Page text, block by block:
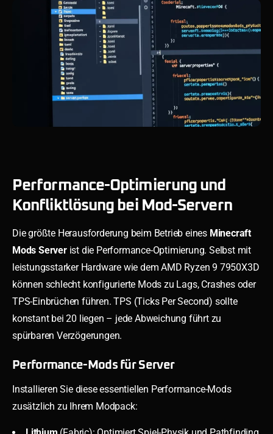
Performance-Optimierung und
Konfliktlösung bei Mod-Servern
Die größte Herausforderung beim Betrieb eines Minecraft
Mods Serverist die Performance-Optimierung. Selbst mit
leistungsstarker Hardware wie dem AMD Ryzen 9 7950X3D
können schlecht konfigurierte Mods zu Lags, Crashes oder
TPS-Einbrüchen führen. TPS (Ticks Per Second) sollte
konstant bei 20 liegen – jede Abweichung führt zu
spürbaren Verzögerungen.
Performance-Mods für Server
Installieren Sie diese essentiellen Performance-Mods
zusätzlich zu Ihrem Modpack: